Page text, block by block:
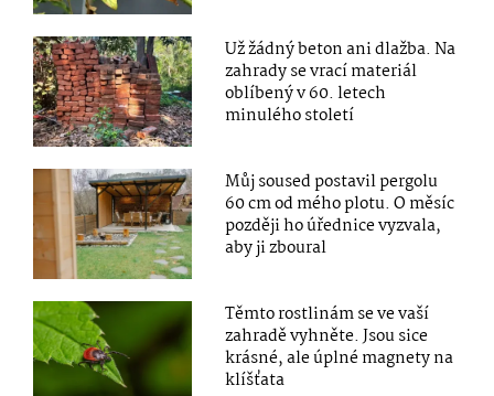
Už žádný beton ani dlažba. Na
zahrady se vrací materiál
oblíbený v 60. letech
minulého století
Můj soused postavil pergolu
60 cm od mého plotu. O měsíc
později ho úřednice vyzvala,
aby ji zboural
Těmto rostlinám se ve vaší
zahradě vyhněte. Jsou sice
krásné, ale úplné magnety na
klíšťata